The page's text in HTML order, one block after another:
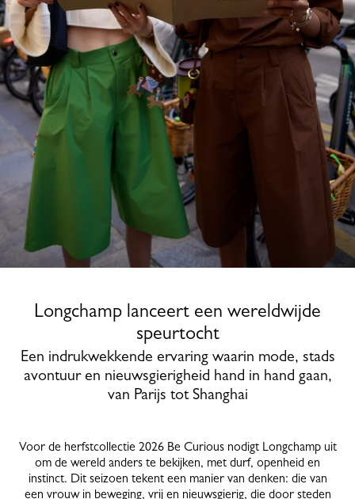
Longchamp lanceert een wereldwijde
speurtocht
Een indrukwekkende ervaring waarin mode, stads
avontuur en nieuwsgierigheid hand in hand gaan,
van Parijs tot Shanghai
Voor de herfstcollectie 2026 Be Curious nodigt Longchamp uit
om de wereld anders te bekijken, met durf, openheid en
instinct. Dit seizoen tekent een manier van denken: die van
een vrouw in beweging, vrij en nieuwsgierig, die door steden